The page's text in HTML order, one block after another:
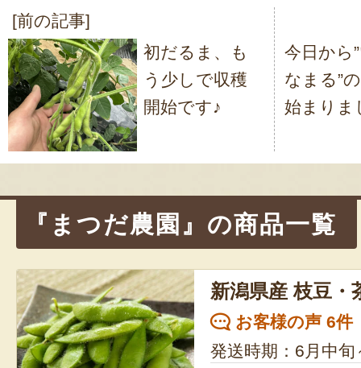
投
稿
ナ
ビ
ゲ
ョ
ン
[前の記事]
初だるま、も
う少しで収穫
開始です♪
今日から
なまる”
始まりま
『まつだ農園』の商品一覧
新潟県産 枝豆・
お客様の声 6件
発送時期：6月中旬